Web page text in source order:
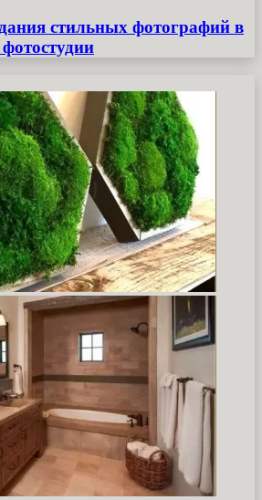
стильных фотографий в